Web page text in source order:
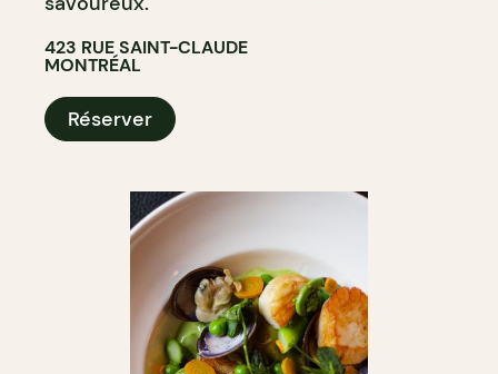
423 RUE SAINT-CLAUDE
MONTRÉAL
Réserver